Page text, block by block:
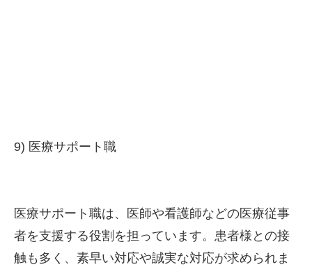
9) 医療サポート職
医療サポート職は、医師や看護師などの医療従事
者を支援する役割を担っています。患者様との接
触も多く、素早い対応や誠実な対応が求められま